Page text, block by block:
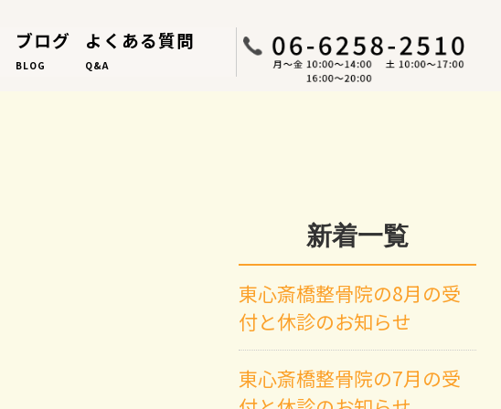
ブログ
BLOG
よくある質問
Q&A
新着一覧
東心斎橋整骨院の8月の受
付と休診のお知らせ
東心斎橋整骨院の7月の受